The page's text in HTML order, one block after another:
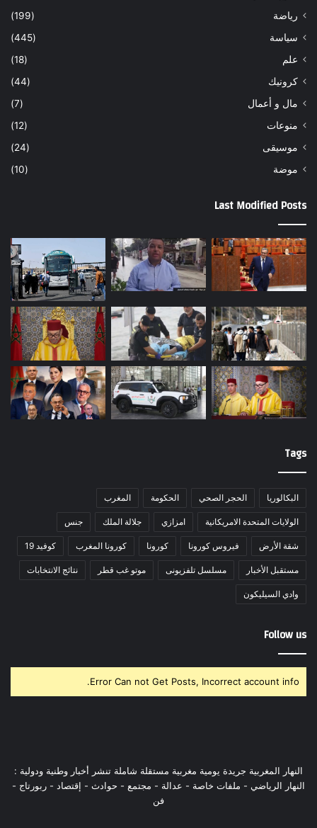
رياضة
(199)
سياسة
(445)
علم
(18)
كرونيك
(44)
مال و أعمال
(7)
منوعات
(12)
موسيقى
(24)
موضة
(10)
Last Modified Posts
Tags
البكالوريا الحجر الصحي الحكومة المغرب
الولايات المتحدة الامريكانية امزازي جلالة الملك جنس
شقة الأرض فيروس كورونا كورونا كورونا المغرب كوفيد 19
مستقبل الأخبار مسلسل تلفزيونى موتو غب قطر نتائج الانتخابات
وادي السيليكون
Follow us
Error Can not Get Posts, Incorrect account info.
النهار المغربية جريدة يومية مغربية مستقلة شاملة تنشر أخبار وطنية ودولية :
النهار الرياضي - ملفات خاصة - عدالة - مجتمع - حوادث - إقتصاد - ربورتاج -
فن